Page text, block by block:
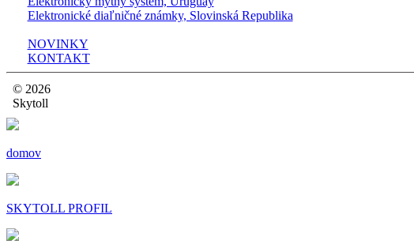
Elektronické diaľničné známky, Slovinská Republika
NOVINKY
KONTAKT
© 2026
Skytoll
domov
SKYTOLL PROFIL